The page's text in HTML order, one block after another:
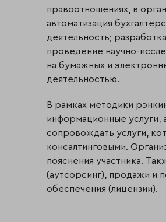
правоотношениях, в
автоматизация
деятельность;
проведение научно-
на бумажных и
деятельностью.
В рамках методики
информационные услуги,
сопровождать услуги,
консалтинговыми.
пояснения участника.
(аутсорсинг), продажи и
обеспечения (лицензии).